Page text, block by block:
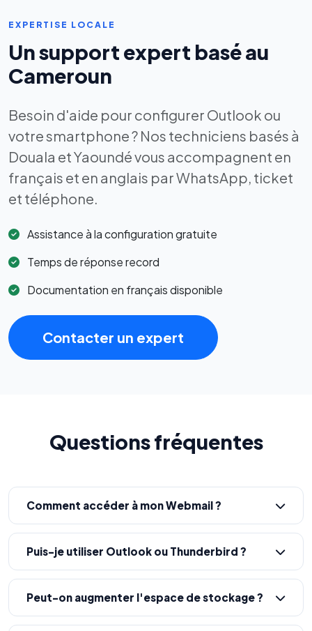
EXPERTISE LOCALE
Un support expert basé au
Cameroun
Besoin d'aide pour configurer Outlook ou
votre smartphone ? Nos techniciens basés à
Douala et Yaoundé vous accompagnent en
français et en anglais par WhatsApp, ticket
et téléphone.
Assistance à la configuration gratuite
Temps de réponse record
Documentation en français disponible
Contacter un expert
Questions fréquentes
Comment accéder à mon Webmail ?
Puis-je utiliser Outlook ou Thunderbird ?
Peut-on augmenter l'espace de stockage ?